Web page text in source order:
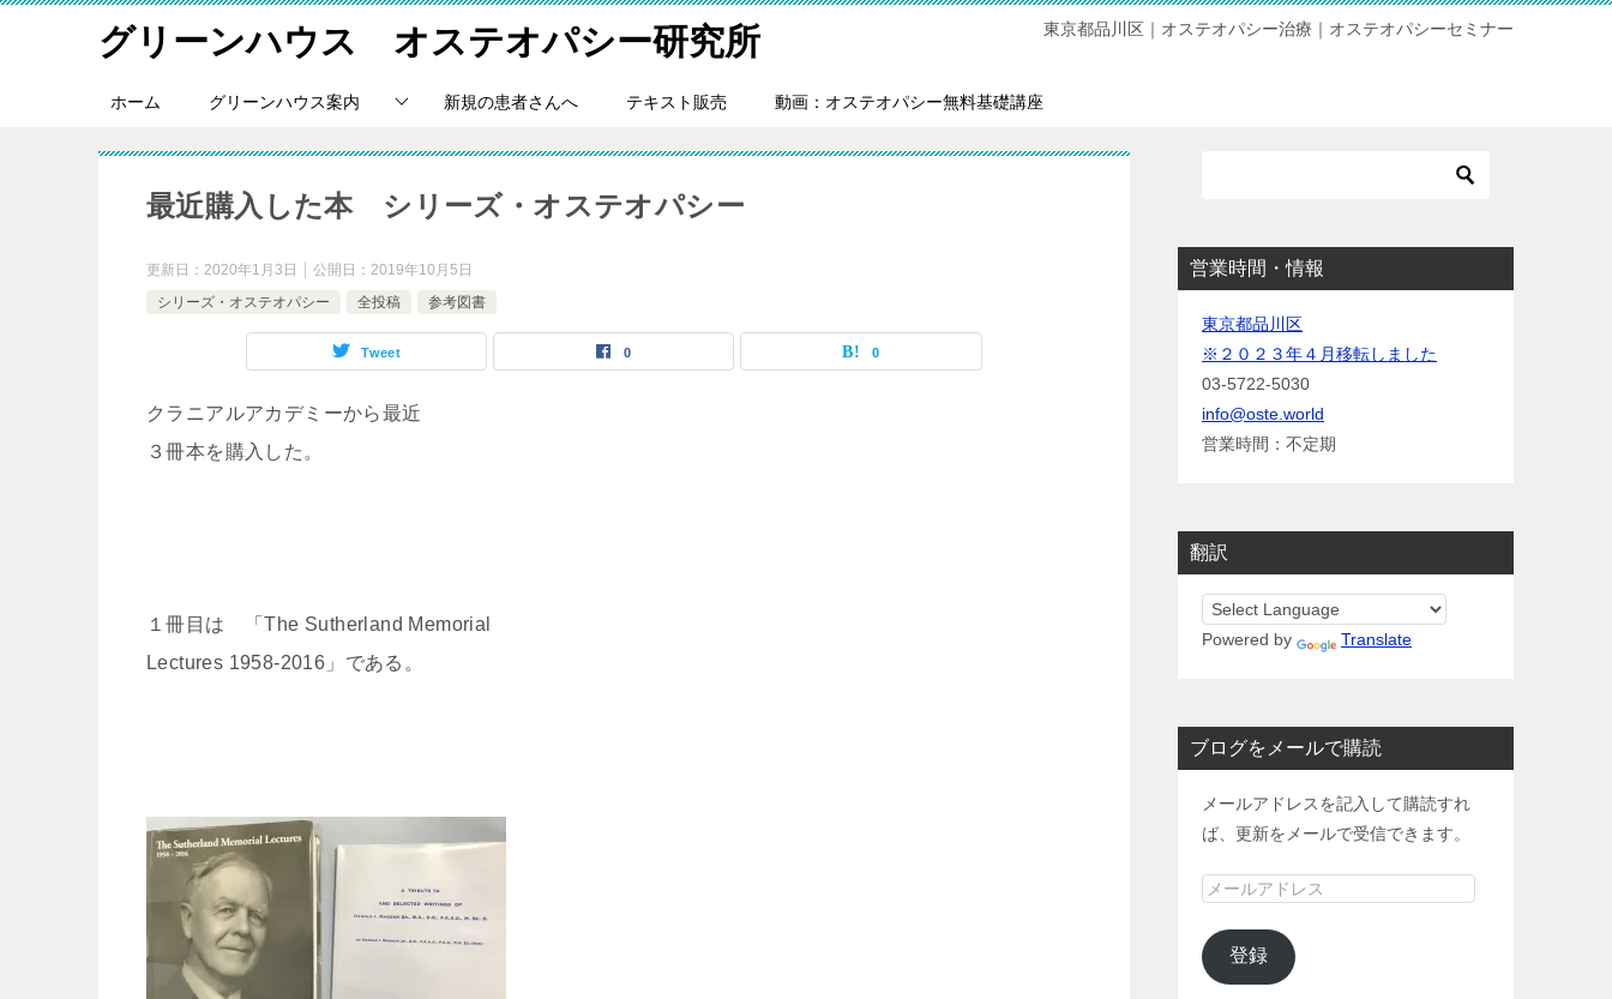
グリーンハウス オステオパシー研究所 東京都品川区｜オステオパシー治療｜オステオパシーセミナー
ホーム グリーンハウス案内 新規の患者さんへ テキスト販売 動画：オステオパシー無料基礎講座
最近購入した本 シリーズ・オステオパシー
更新日： 2020年1月3日 公開日： 2019年10月5日
シリーズ・オステオパシー
全投稿 参考図書
Tweet 0 0
クラニアルアカデミーから最近
３冊本を購入した。
１冊目は 「The Sutherland Memorial
Lectures 1958-2016」である。
営業時間・情報
東京都品川区
※２０２３年４月移転しました
03-5722-5030
info@oste.world
営業時間：不定期
翻訳
Powered by Translate
ブログをメールで購読
メールアドレスを記入して購読すれ
ば、更新をメールで受信できます。
メ
ル
ア
登録